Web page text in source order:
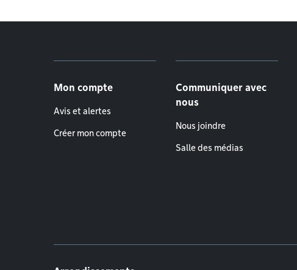
Mon compte
Avis et alertes
Créer mon compte
Communiquer avec
nous
Nous joindre
Salle des médias